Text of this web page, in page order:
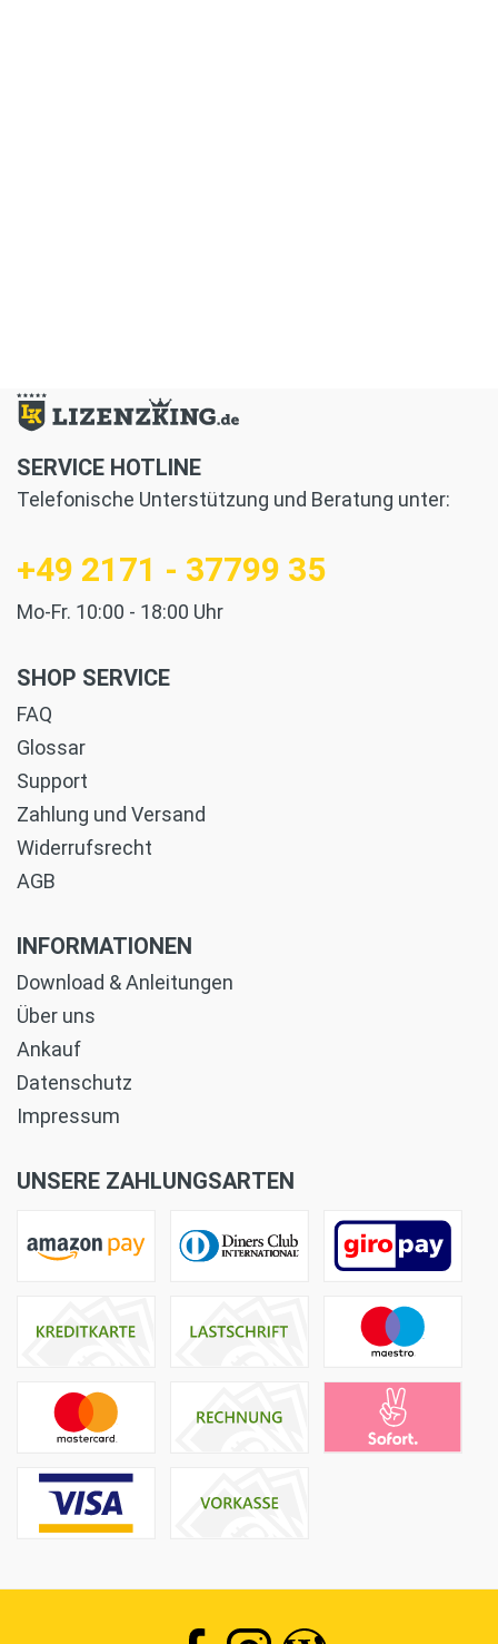
SERVICE HOTLINE
Telefonische Unterstützung und Beratung unter:
+49 2171 - 37799 35
Mo-Fr. 10:00 - 18:00 Uhr
SHOP SERVICE
FAQ
Glossar
Support
Zahlung und Versand
Widerrufsrecht
AGB
INFORMATIONEN
Download & Anleitungen
Über uns
Ankauf
Datenschutz
Impressum
UNSERE ZAHLUNGSARTEN